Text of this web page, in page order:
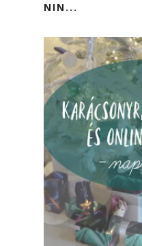
NIN...